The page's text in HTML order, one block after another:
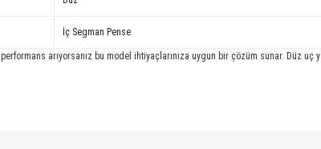
İç Segman Pense
arıyorsanız bu model ihtiyaçlarınıza uygun bir çözüm sunar. Düz uç